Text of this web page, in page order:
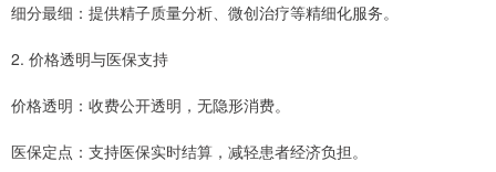
细分最细：提供精子质量分析、微创治疗等精细化服务。
2. 价格透明与医保支持
价格透明：收费公开透明，无隐形消费。
医保定点：支持医保实时结算，减轻患者经济负担。